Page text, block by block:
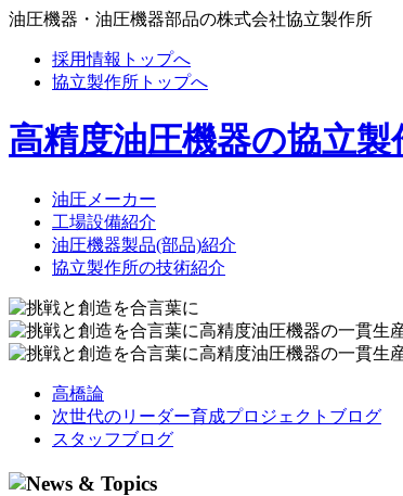
油圧機器・油圧機器部品の株式会社協立製作所
採用情報トップへ
協立製作所トップへ
高精度油圧機器の協立
油圧メーカー
工場設備紹介
油圧機器製品(部品)紹介
協立製作所の技術紹介
高橋論
次世代のリーダー育成プロジェクトブログ
スタッフブログ